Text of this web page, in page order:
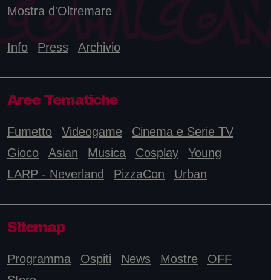
Mostra d'Oltremare
Info Press Archivio
Aree Tematiche
Fumetto Videogame
Cinema e Serie TV
Gioco
Asian Musica Cosplay
Young
LARP - Neverland
PizzaCon Urban
Sitemap
Programma Ospiti News Mostre
OFF